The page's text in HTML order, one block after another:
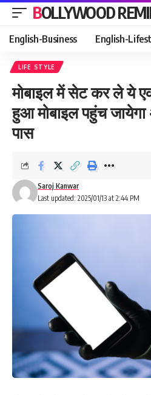
BOLLYWOOD
English-Business English-
LIFE STYLE
मोबाइल में सेट कर ले ये
हुआ मोबाइल पहुंच
पास
Last updated: 2025/01/13 at 2:44 PM
Saroj Kanwar